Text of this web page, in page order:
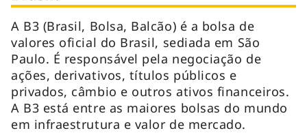
A B3 (Brasil, Bolsa, Balcão) é a bolsa de
valores oficial do Brasil, sediada em São
Paulo. É responsável pela negociação de
ações, derivativos, títulos públicos e
privados, câmbio e outros ativos financeiros.
A B3 está entre as maiores bolsas do mundo
em infraestrutura e valor de mercado.